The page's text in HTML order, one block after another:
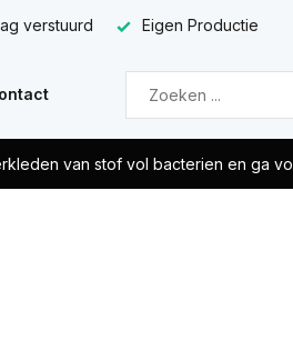
verstuurd Eigen Productie
van stof vol bacterien en ga